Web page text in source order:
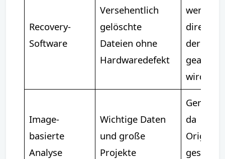
Recovery-
Software
Versehentlich
gelöschte
Dateien ohne
Hardwaredefekt
wenn
direkt
der SSD
wird
Image-
basierte
Analyse
Wichtige Daten
und große
Projekte
Geringer,
da
Original